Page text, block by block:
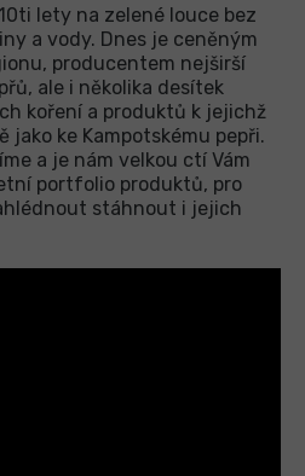
lety na zelené louce bez
a vody. Dnes je ceněným
producentem nejširší
ale i několika desítek
koření a produktů k jejichž
ke Kampotskému pepři.
a je nám velkou ctí Vám
portfolio produktů, pro
stáhnout i jejich